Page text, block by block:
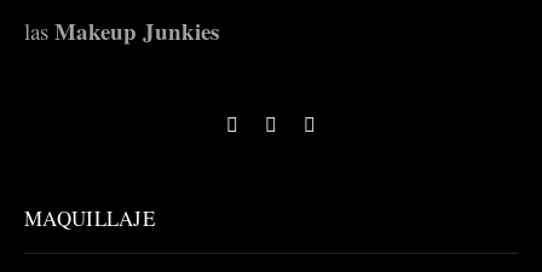
las Makeup Junkies
MAQUILLAJE